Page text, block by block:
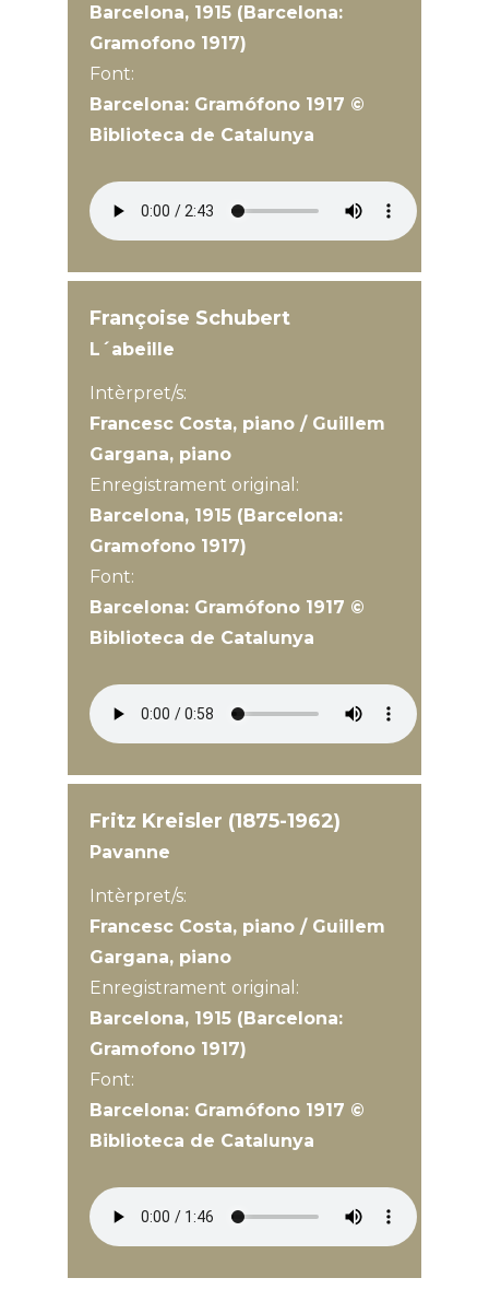
Barcelona, 1915 (Barcelona:
Gramofono 1917)
Font:
Barcelona: Gramófono 1917 ©
Biblioteca de Catalunya
Françoise Schubert
L´abeille
Intèrpret/s:
Francesc Costa, piano / Guillem
Gargana, piano
Enregistrament original:
Barcelona, 1915 (Barcelona:
Gramofono 1917)
Font:
Barcelona: Gramófono 1917 ©
Biblioteca de Catalunya
Fritz Kreisler (1875-1962)
Pavanne
Intèrpret/s:
Francesc Costa, piano / Guillem
Gargana, piano
Enregistrament original:
Barcelona, 1915 (Barcelona:
Gramofono 1917)
Font:
Barcelona: Gramófono 1917 ©
Biblioteca de Catalunya